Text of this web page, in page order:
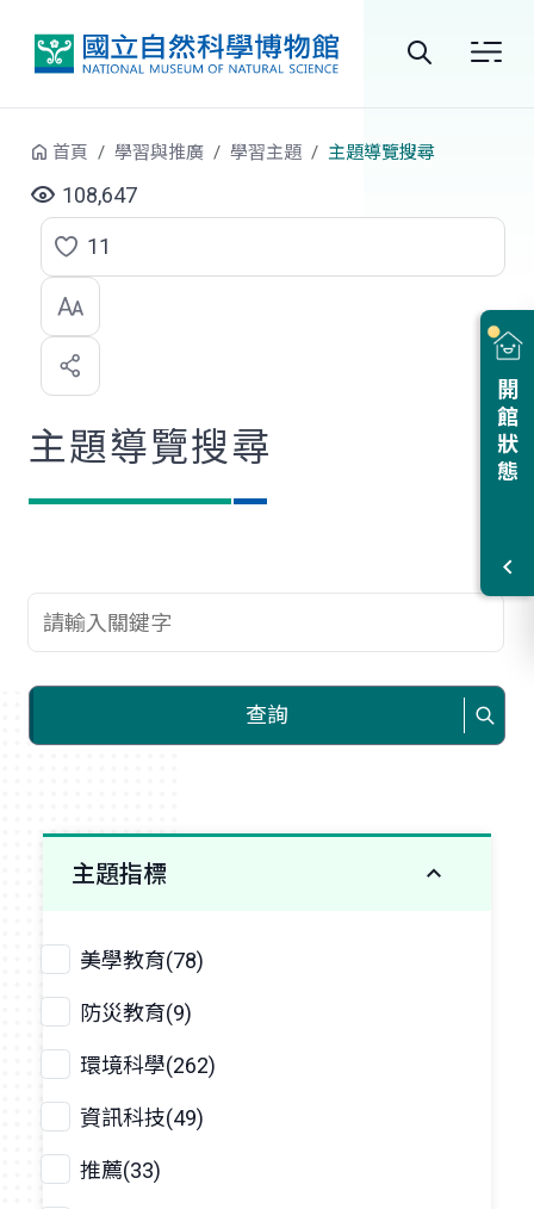
站
尋
開館狀態
首頁 學習與推廣 學習主題 主題導覽搜尋
108,647
點
選
喜
歡
11
主題導覽搜尋
查詢關鍵字
查詢
主題指標
美學教育(78)
防災教育(9)
環境科學(262)
資訊科技(49)
推薦(33)